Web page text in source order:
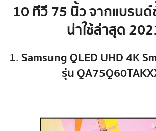
10 ทีวี 75 นิ้ว จากแบรน
น่าใช้ล่าสุด
1. Samsung QLED UHD 4K
รุ่น